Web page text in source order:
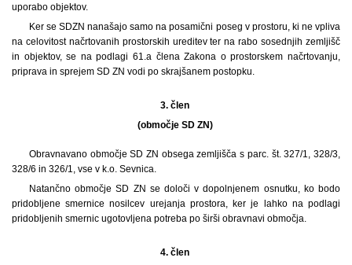
uporabo objektov.
Ker se SDZN nanašajo samo na posamični poseg v prostoru, ki ne vpliva
na celovitost načrtovanih prostorskih ureditev ter na rabo sosednjih zemljišč
in objektov, se na podlagi 61.a člena Zakona o prostorskem načrtovanju,
priprava in sprejem SD ZN vodi po skrajšanem postopku.
3. člen
(območje SD ZN)
Obravnavano območje SD ZN obsega zemljišča s parc. št. 327/1, 328/3,
328/6 in 326/1, vse v k.o. Sevnica.
Natančno območje SD ZN se določi v dopolnjenem osnutku, ko bodo
pridobljene smernice nosilcev urejanja prostora, ker je lahko na podlagi
pridobljenih smernic ugotovljena potreba po širši obravnavi območja.
4. člen